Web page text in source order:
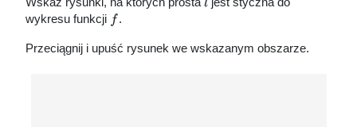
l
wykresu funkcji f.
Przeciągnij i upuść rysunek we wskazanym obszarze.